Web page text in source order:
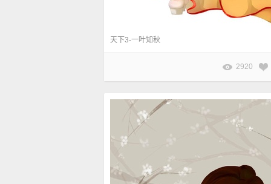
天下3-一叶知秋
2920